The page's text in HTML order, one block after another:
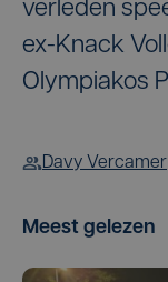
verleden
ex-Knack
Olympiakos
Davy Vercamer
Meest gelezen